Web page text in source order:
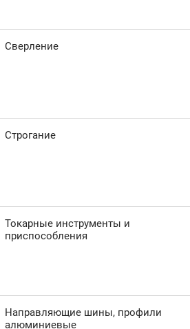
Сверление
Строгание
Токарные инструменты и
приспособления
Направляющие шины, профили
алюминиевые